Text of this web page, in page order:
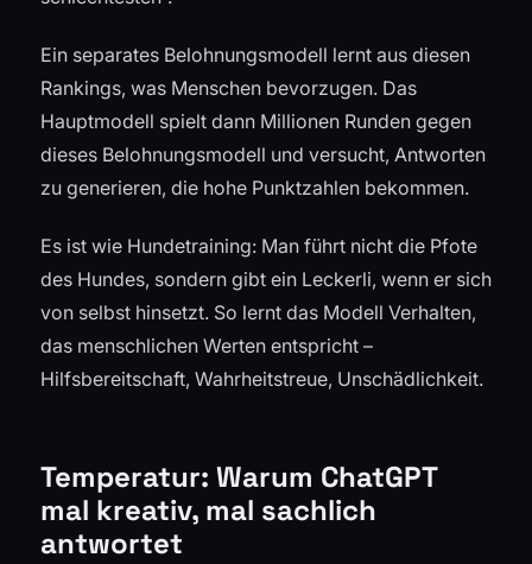
Ein separates Belohnungsmodell lernt aus diesen
Rankings, was Menschen bevorzugen. Das
Hauptmodell spielt dann Millionen Runden gegen
dieses Belohnungsmodell und versucht, Antworten
zu generieren, die hohe Punktzahlen bekommen.
Es ist wie Hundetraining: Man führt nicht die Pfote
des Hundes, sondern gibt ein Leckerli, wenn er sich
von selbst hinsetzt. So lernt das Modell Verhalten,
das menschlichen Werten entspricht –
Hilfsbereitschaft, Wahrheitstreue, Unschädlichkeit.
Temperatur: Warum ChatGPT
mal kreativ, mal sachlich
antwortet